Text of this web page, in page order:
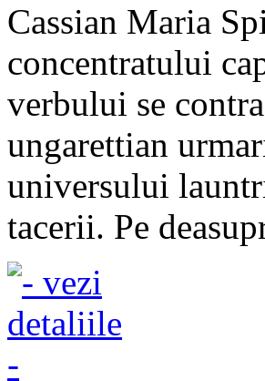
Cassian Maria
concentratului
verbului se
ungarettian
universului
tacerii. Pe